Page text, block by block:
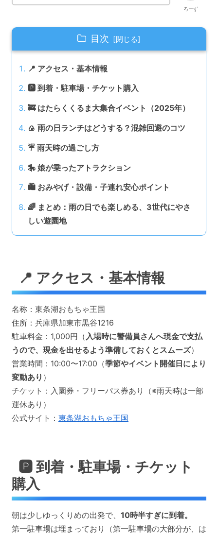
ろーず
目次
📍 アクセス・基本情報
🅿️ 到着・駐車場・チケット購入
🚒 はたらくくるま大集合イベント（2025年）
🍙 雨の日ランチはどうする？混雑回避のコツ
☔ 雨天時の過ごし方
🎠 娘が乗ったアトラクション
🛍️ おみやげ・設備・子連れ安心ポイント
🌈 まとめ：雨の日でも楽しめる、3世代にやさ
しい遊園地
📍 アクセス・基本情報
名称：東条湖おもちゃ王国
住所：兵庫県加東市黒谷1216
駐車料金：1,000円（ 入場時に警備員さんへ現金で支払
うので、現金を出せるよう準備しておくとスムーズ）
営業時間：10:00〜17:00（季節やイベント開催日により
変動あり ）
チケット：入園券・フリーパス券あり（※雨天時は一部
運休あり）
公式サイト： 東条湖おもちゃ王国
🅿️ 到着・駐車場・チケット
購入
朝は少しゆっくりめの出発で、 10時半すぎに到着。
第一駐車場は埋まっており（第一駐車場の大部分が、は